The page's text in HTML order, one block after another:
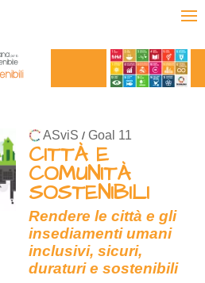
ASviS / Goal 11
CITTÀ E
COMUNITÀ
SOSTENIBILI
Rendere le città e gli
insediamenti umani
inclusivi, sicuri,
duraturi e sostenibili